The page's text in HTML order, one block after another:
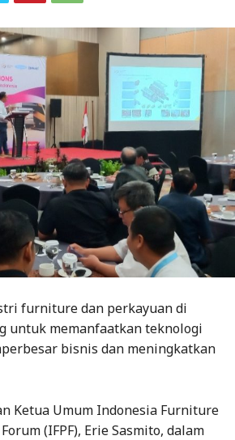
furniture dan perkayuan di
untuk memanfaatkan teknologi
bisnis dan meningkatkan
Ketua Umum Indonesia Furniture
(IFPF), Erie Sasmito, dalam